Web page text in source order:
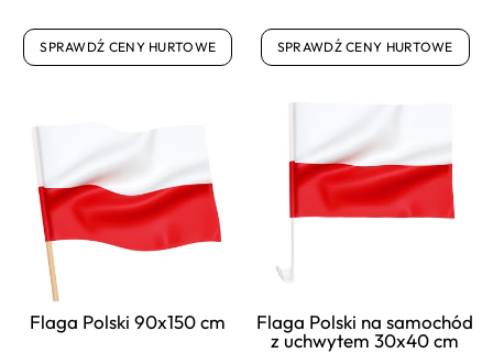
SPRAWDŹ CENY HURTOWE SPRAWDŹ CENY HURTOWE
Flaga Polski 90x150 cm
Flaga Polski na samochód
z uchwytem 30x40 cm